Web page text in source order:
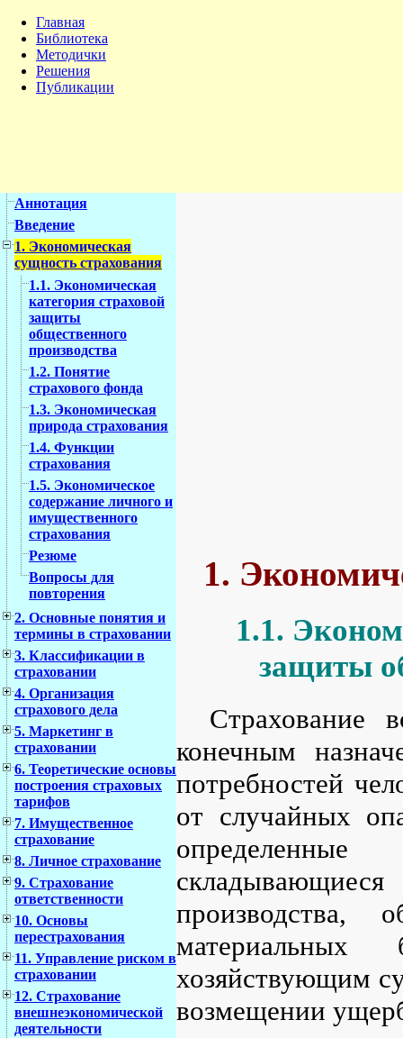
Главная
Библиотека
Методички
Решения
Публикации
Аннотация
Введение
1. Экономическая
сущность страхования
1.1. Экономическая
категория страховой
защиты
общественного
производства
1.2. Понятие
страхового фонда
1.3. Экономическая
природа страхования
1.4. Функции
страхования
1.5. Экономическое
содержание личного и
имущественного
страхования
Резюме
Вопросы для
повторения
2. Основные понятия и
термины в страховании
3. Классификации в
страховании
4. Организация
страхового дела
5. Маркетинг в
страховании
6. Теоретические основы
построения страховых
тарифов
7. Имущественное
страхование
8. Личное страхование
9. Страхование
ответственности
10. Основы
перестрахования
11. Управление риском в
страховании
12. Страхование
внешнеэкономической
деятельности
1.
1.1.
защиты
Страхование
конечным
потребностей
от случайных
производства,
хозяйствующим
возмещении